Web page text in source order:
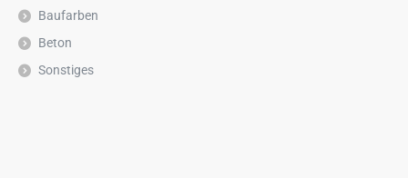
Baufarben
Beton
Sonstiges